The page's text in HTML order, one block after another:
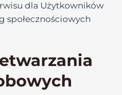
dla Użytkowników
społecznościowych